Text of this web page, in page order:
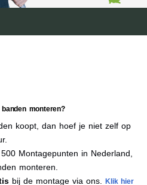
monteren?
koopt, dan hoef je niet zelf op
Montagepunten in Nederland,
monteren.
bij de montage via ons. Klik hier